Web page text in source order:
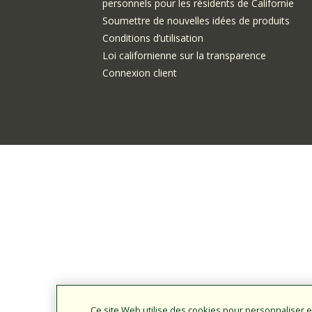
personnels pour les résidents de Californie
Soumettre de nouvelles idées de produits
Conditions d’utilisation
Loi californienne sur la transparence
Connexion client